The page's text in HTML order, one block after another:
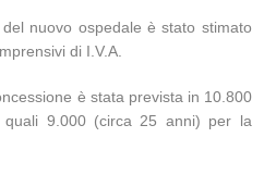
nuovo ospedale è stato stimato
di I.V.A.
è stata prevista in 10.800
9.000 (circa 25 anni) per la